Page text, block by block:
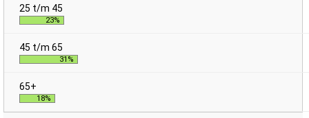
23%
31%
18%